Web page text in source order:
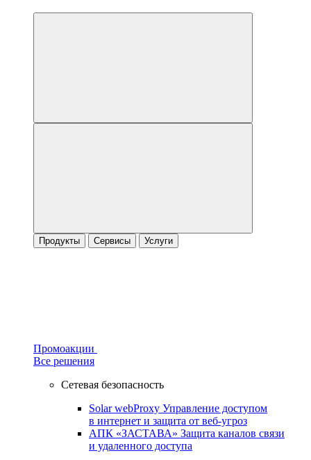
Продукты Сервисы Услуги
Промоакции
Все решения
Сетевая безопасность
Solar webProxy Управление доступом
в интернет и защита от веб-угроз
АПК «ЗАСТАВА» Защита каналов связи
и удаленного доступа